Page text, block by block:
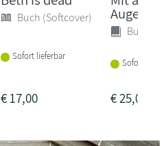
Buch (Softcover)
Sofort lieferbar
€17,00
Augen
Buch
Sofort
€25,00